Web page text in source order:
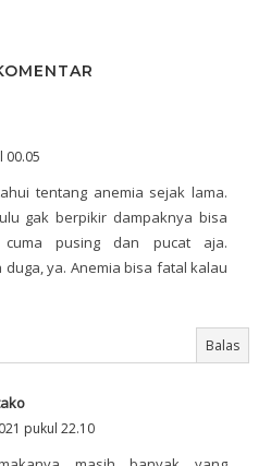
00.05
tentang anemia sejak lama.
gak berpikir dampaknya bisa
cuma pusing dan pucat aja.
ya. Anemia bisa fatal kalau
Balas
pukul 22.10